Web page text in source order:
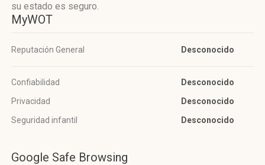
su estado es seguro.
MyWOT
Reputación General Desconocido
Confiabilidad
Desconocido
Privacidad
Desconocido
Seguridad infantil
Desconocido
Google Safe Browsing